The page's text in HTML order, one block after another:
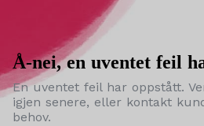
Å-nei, en uventet feil
En uventet feil har oppstått.
igjen senere, eller kontakt
behov.